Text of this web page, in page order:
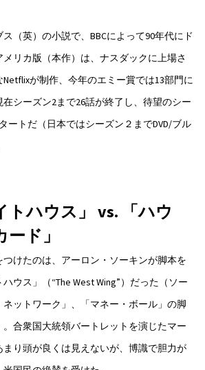
（英）の小説で、BBCによって90年代にド
リカ版（本作）は、ナスダックに上場さ
が制作、今年のエミー賞では13部門に
シーズン2まで26話が終了し、待望のシー
ートだ（日本ではシーズン２までDVD/ブル
トハウス」 vs. 「ハウ
ド」
けたのは、アーロン・ソーキンが脚本を
ウス」（“The West Wing”）だった（ソー
ットワーク」、「マネー・ボール」の脚
合衆国大統領バートレットを演じたマー
り頭が良くは見えないが、博識で胆力が